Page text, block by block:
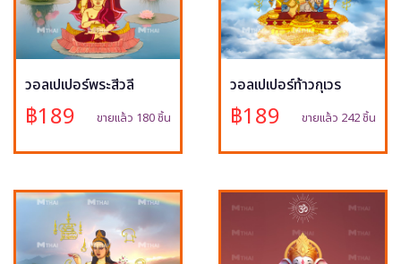
วอลเปเปอร์พระสีวลี
฿189 ขายแล้ว 180 ชิ้น
วอลเปเปอร์ท้าวกุเวร
฿189 ขายแล้ว 242 ชิ้น